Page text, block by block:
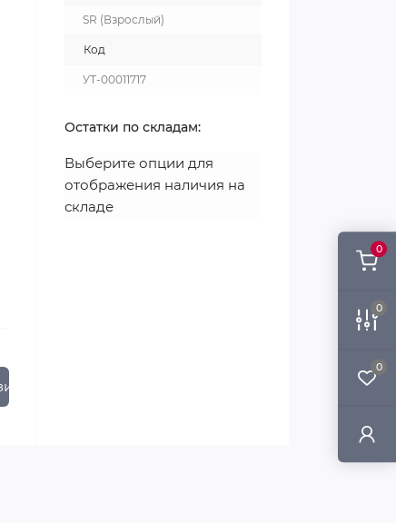
0
0
0
SR (Взрослый)
Код
УТ-00011717
Остатки по складам:
Выберите опции для
отображения наличия на
складе